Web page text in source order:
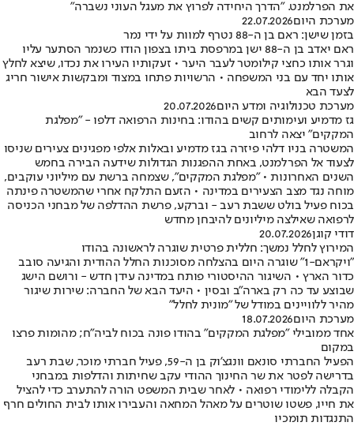
את הפרלמנט. "הדרך היחידה לפרוץ את מעגל העוני נשברה"
מערכת היום22.07.2026
בזמן שישן: ראם בן ה-88 נטרף למוות על ידי נמר
ראם יאדב בן ה-88 ישן במרפסת ביתו בצפון הודו כשנמר הסתער עליו
וגרר אותו כחצי קילומטר לעבר היער • זעקותיו העירו את נכדו, שיצא לחלץ
אותו יחד עם בני המשפחה • הרשויות פתחו במצוד ומבקשות אישור חריג
לצעד הבא
מערכת טכנולוגיה ומדע היום20.07.2026
גז מדמיע ועימותים קשים בהודו: בחינות הרפואה דלפו - ״מפלגת
המקקים״ יצאה לרחוב
המשטרה בניו דלהי פיזרה בגז מדמיע ובאלות אלפי מפגינים צעירים שניסו
לצעוד אל הפרלמנט, באחת ההפגנות הגדולות שידעה הבירה בחמש
השנים האחרונות • ״מפלגת המקקים״, שצמחה ברשת עם מיליוני עוקבים,
מוחה נגד מצב הצעירים במדינה • הזעם התלקח אחרי שהמשטרה פינתה
בכוח פעיל בולט ששבת רעב - וברקע, פרשת ההדלפה של מבחני הכניסה
לרפואה שאילצה מיליונים להיבחן מחדש
דודי קוגן20.07.2026
המירוץ לחלל נמשך: חללית פרטית שוגרה לראשונה בהודו
"ויקראם-1" שוגרה היום בהצלחה מסוכנות החלל ההודית והגיעה סובב
כדור הארץ • השיגור ההיסטורי פותח במדינה עידן חדש - ורושם הישג
שבוצע עד כה רק בארה"ב ובסין • היעד הבא של החברה: שירות שיגור
מהיר ללוויינים במודל של "מונית לחלל"
מערכת היום18.07.2026
אחד ממובילי "מפלגת המקקים" בהודו פונה בכוח לביה"ח; מהומות פרצו
במקום
הפעיל החברתי סונאם וונגצ'וק בן ה-59, פעיל חברתי מוכר, שבת רעב
בדרישה לפטר את שר החינוך ההודי עקב שחיתות והדלפות במבחני
הקבלה ללימודי רפואה • לאחר שבית המשפט הורה להתערב כדי להציל
את חייו, פשטו שוטרים על מאהל המחאה והעבירו אותו לבית החולים חרף
התנגדות תומכיו